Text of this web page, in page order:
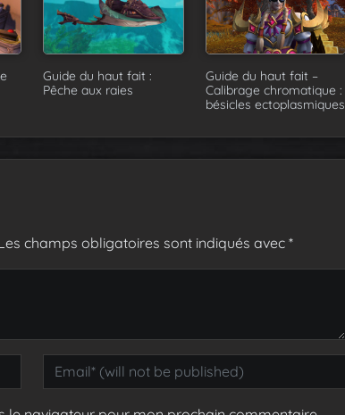
Guide du haut fait :
Pêche aux raies
Guide du haut fait –
Calibrage chromatique :
bésicles ectoplasmiques
champs obligatoires sont indiqués avec *